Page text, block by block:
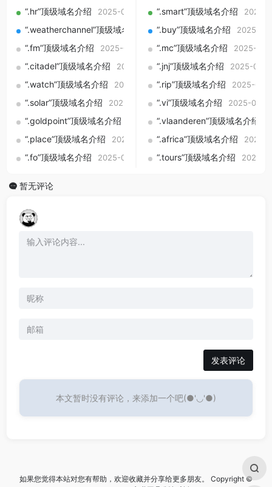
“.hr”顶级域名介绍 2025-09-01 “.smart”顶级域名介绍 2025-
“.weatherchannel”顶级域名介绍 2025-09-01
“.buy”顶级域名介绍 2025-
“.fm”顶级域名介绍 2025-09-01 “.mc”顶级域名介绍 2025-09-
“.citadel”顶级域名介绍 2025-09-01“.jnj”顶级域名介绍 2025-09-
“.watch”顶级域名介绍 2025-09-01“.rip”顶级域名介绍 2025-09-
“.solar”顶级域名介绍 2025-09-01 “.vi”顶级域名介绍 2025-09-
“.goldpoint”顶级域名介绍 2025-09-01“.vlaanderen”顶级域名介绍
“.place”顶级域名介绍 2025-09-01 “.africa”顶级域名介绍 2025-
“.fo”顶级域名介绍 2025-09-01 “.tours”顶级域名介绍 2025-
暂无评论
发表评论
本文暂时没有评论，来添加一个吧(●'◡'●)
如果您觉得本站对您有帮助，欢迎收藏并分享给更多朋友。 Copyright ©